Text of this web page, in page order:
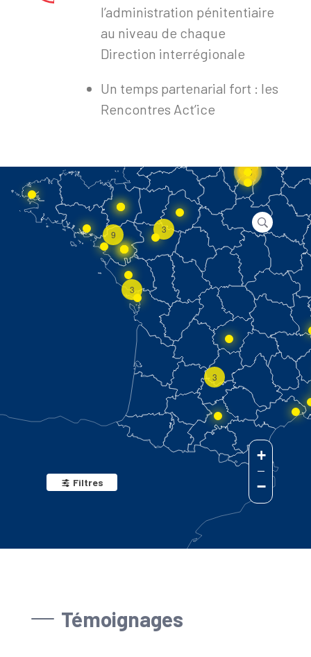
l’administration pénitentiaire
au niveau de chaque
Direction interrégionale
Un temps partenarial fort : les
Rencontres Act’ice
3
15
9 3
3
+
−
Filtres
Témoignages